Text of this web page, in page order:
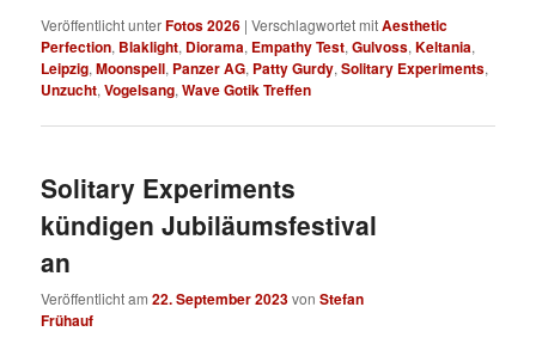
Veröffentlicht unterFotos 2026 |Verschlagwortet mitAesthetic
Perfection, Blaklight, Diorama, Empathy Test,Gulvoss,Keltania,
Leipzig,Moonspell, Panzer AG, Patty Gurdy,Solitary Experiments,
Unzucht,Vogelsang,Wave Gotik Treffen
Solitary Experiments
kündigen Jubiläumsfestival
an
Veröffentlicht am22. September 2023vonStefan
Frühauf